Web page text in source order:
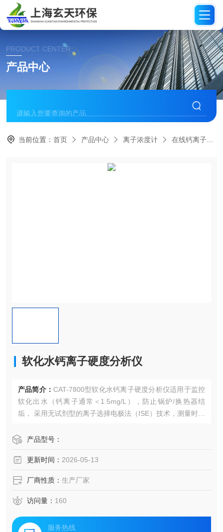
PRODUCT CENTER
产品中心
当前位置：首页 产品中心 离子浓度计 在线钙离子分析仪
软化水钙离子硬度分析仪
产品简介： CAT-7800型软化水钙离子硬度分析仪适用于监控
软化出水（钙离子通常＜1.5mg/L），防止锅炉/换热器结
垢， 采用无试剂型的离子选择电极法（ISE）技术，测量时间
L）。产品型号：
更新时间： 2026-05-13
厂商性质： 生产厂家
访问量： 160
服务热线